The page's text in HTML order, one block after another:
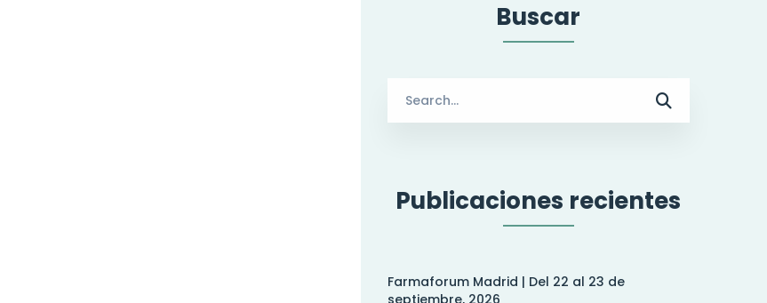
Buscar
for:
Publicaciones recientes
Farmaforum Madrid | Del 22 al 23 de
septiembre, 2026